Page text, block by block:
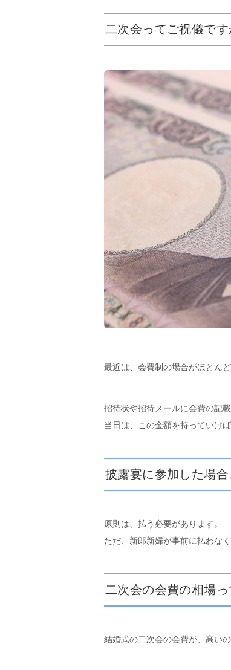
二次会ってご祝儀です
最近は、会費制の場合がほとんど
招待状や招待メールに会費の記
当日は、この金額を持っていけば
披露宴に参加した場
原則は、払う必要があります。
ただ、新郎新婦が事前に払わな
二次会の会費の相場っ
結婚式の二次会の会費が、高い